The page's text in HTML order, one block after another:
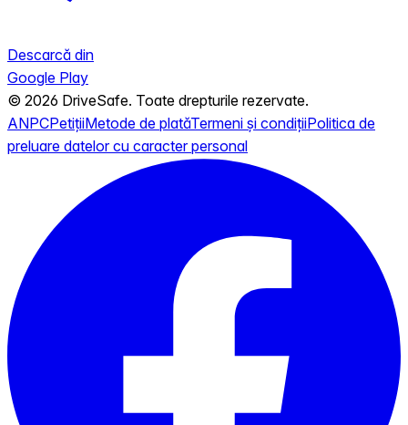
Descarcă din
Google Play
© 2026 DriveSafe. Toate drepturile rezervate.
ANPCPetițiiMetode de platăTermeni și condițiiPolitica de
preluare datelor cu caracter personal